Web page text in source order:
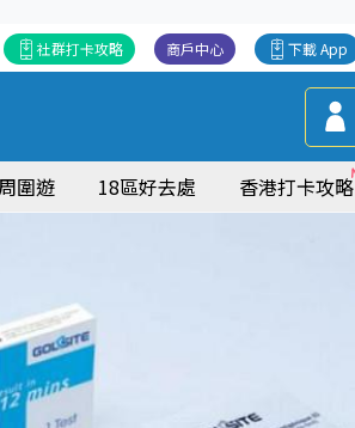
下載 App
商戶中心
社群打卡攻略
圍遊 18區好去處 香港打卡攻略